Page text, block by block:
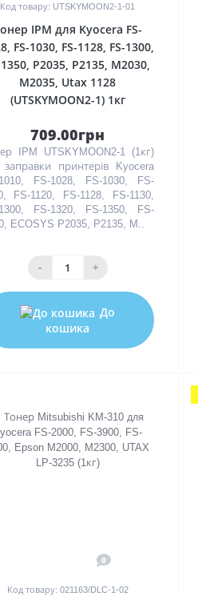
Код товару: UTSKYMOON2-1-01
IPM для Kyocera FS-
FS-1030, FS-1128, FS-1300,
1350, P2035, P2135, M2030,
M2035, Utax 1128
(UTSKYMOON2-1) 1кг
709.00грн
IPM UTSKYMOON2-1 (1кг)
заправки принтерів Kyocera
FS-1028, FS-1030, FS-
FS-1120, FS-1128, FS-1130,
FS-1320, FS-1350, FS-
ECOSYS P2035, P2135, M..
- +
До
кошика
0
Код товару: 021163/DLC-1-02